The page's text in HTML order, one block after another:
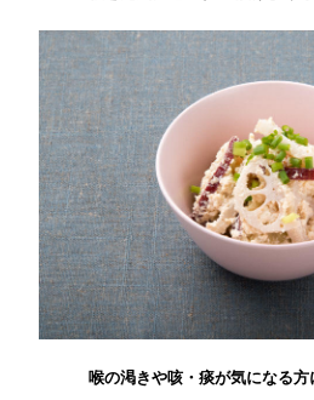
喉の渇きや咳・痰が気になる方